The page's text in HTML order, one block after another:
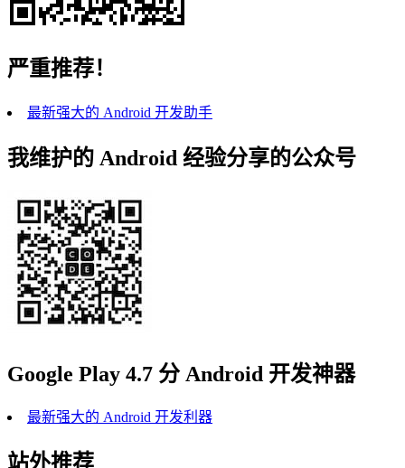
严重推荐！
最新强大的 Android 开发助手
我维护的 Android 经验分享的公众号
Google Play 4.7 分 Android 开发神器
最新强大的 Android 开发利器
站外推荐